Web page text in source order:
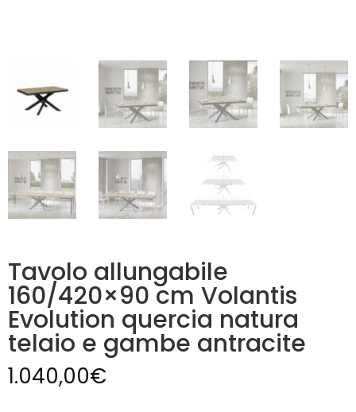
Tavolo allungabile
160/420×90 cm Volantis
Evolution quercia natura
telaio e gambe antracite
1.040,00€